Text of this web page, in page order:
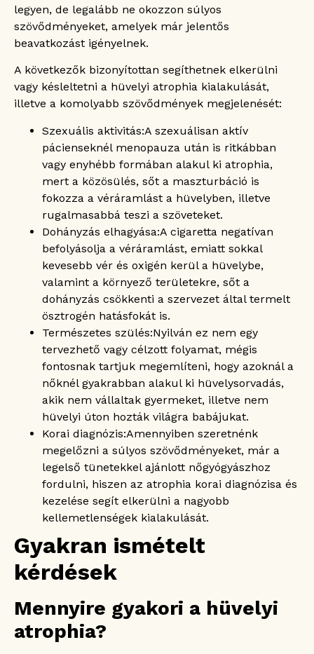
legyen, de legalább ne okozzon súlyos
szövődményeket, amelyek már jelentős
beavatkozást igényelnek.
A következők bizonyítottan segíthetnek elkerülni
vagy késleltetni a hüvelyi atrophia kialakulását,
illetve a komolyabb szövődmények megjelenését:
Szexuális aktivitás:A szexuálisan aktív
pácienseknél menopauza után is ritkábban
vagy enyhébb formában alakul ki atrophia,
mert a közösülés, sőt a maszturbáció is
fokozza a véráramlást a hüvelyben, illetve
rugalmasabbá teszi a szöveteket.
Dohányzás elhagyása:A cigaretta negatívan
befolyásolja a véráramlást, emiatt sokkal
kevesebb vér és oxigén kerül a hüvelybe,
valamint a környező területekre, sőt a
dohányzás csökkenti a szervezet által termelt
ösztrogén hatásfokát is.
Természetes szülés:Nyilván ez nem egy
tervezhető vagy célzott folyamat, mégis
fontosnak tartjuk megemlíteni, hogy azoknál a
nőknél gyakrabban alakul ki hüvelysorvadás,
akik nem vállaltak gyermeket, illetve nem
hüvelyi úton hozták világra babájukat.
Korai diagnózis:Amennyiben szeretnénk
megelőzni a súlyos szövődményeket, már a
legelső tünetekkel ajánlott nőgyógyászhoz
fordulni, hiszen az atrophia korai diagnózisa és
kezelése segít elkerülni a nagyobb
kellemetlenségek kialakulását.
Gyakran ismételt
kérdések
Mennyire gyakori a hüvelyi
atrophia?